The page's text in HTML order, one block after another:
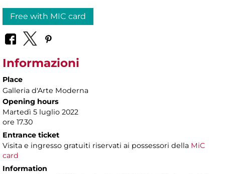
Free with MIC card
Informazioni
Place
Galleria d'Arte Moderna
Opening hours
Martedì 5 luglio 2022
ore 17.30
Entrance ticket
Visita e ingresso gratuiti riservati ai possessori della MiC
card
Information